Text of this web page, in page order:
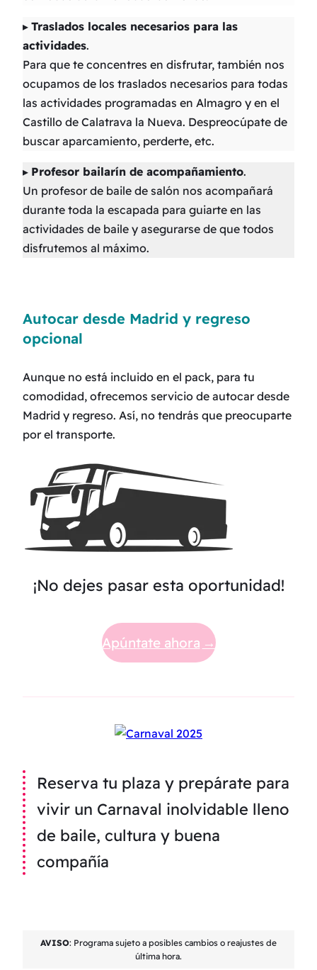
▸ Traslados locales necesarios para las
actividades.
Para que te concentres en disfrutar, también nos
ocupamos de los traslados necesarios para todas
las actividades programadas en Almagro y en el
Castillo de Calatrava la Nueva. Despreocúpate de
buscar aparcamiento, perderte, etc.
▸ Profesor bailarín de acompañamiento.
Un profesor de baile de salón nos acompañará
durante toda la escapada para guiarte en las
actividades de baile y asegurarse de que todos
disfrutemos al máximo.
Autocar desde Madrid y regreso
opcional
Aunque no está incluido en el pack, para tu
comodidad, ofrecemos servicio de autocar desde
Madrid y regreso. Así, no tendrás que preocuparte
por el transporte.
¡No dejes pasar esta oportunidad!
Apúntate ahora
Reserva tu plaza y prepárate para
vivir un Carnaval inolvidable lleno
de baile, cultura y buena
compañía
AVISO: Programa sujeto a posibles cambios o reajustes de
última hora.